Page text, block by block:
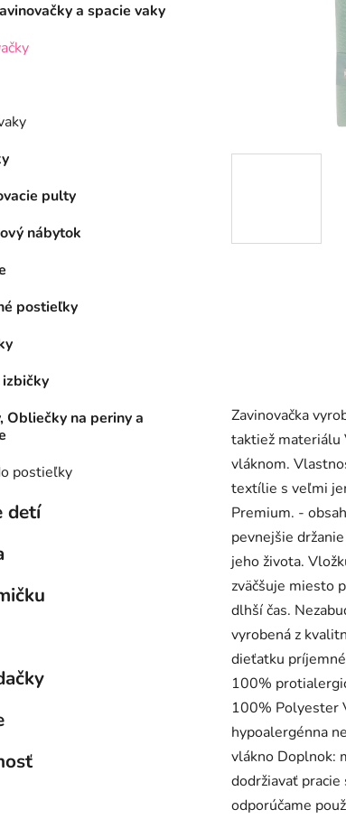
a spacie vaky
pulty
nábytok
postieľky
Obliečky na periny a
postieľky
detí
Zavinovačka
taktiež materiálu
vláknom.
textílie s veľmi
Premium. -
pevnejšie
jeho života.
zväčšuje miesto
dlhší čas.
vyrobená z
dieťatku
100%
100% Polyester
hypoalergénna
vlákno Doplnok:
dodržiavať
odporúčame